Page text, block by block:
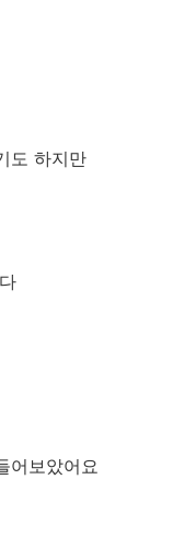
도 하지만
어보았어요